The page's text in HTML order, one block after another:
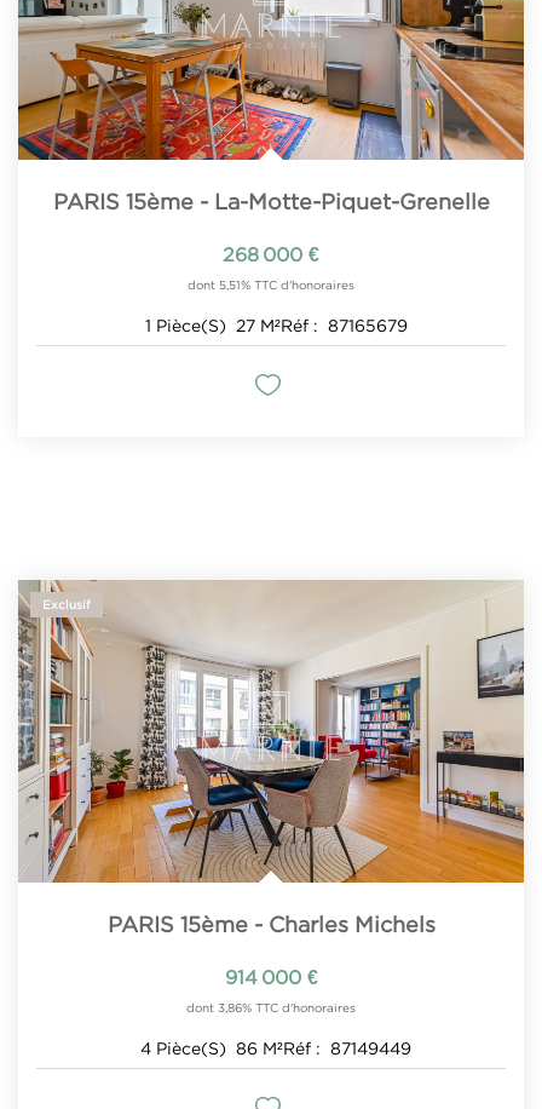
PARIS 15ème - La-Motte-Piquet-Grenelle
268 000 €
dont 5,51% TTC d'honoraires
1 Pièce(s) 27 M²Réf : 87165679
Exclusif
PARIS 15ème - Charles Michels
914 000 €
dont 3,86% TTC d'honoraires
4 Pièce(s) 86 M²Réf : 87149449